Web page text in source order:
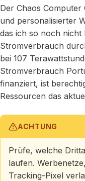
Der Chaos
und personalisierter
das ich so noch nicht
Stromverbrauch
bei 107
Stromverbrauch
finanziert, ist
Ressourcen das
ACHTUNG
Prüfe, welche
laufen.
Tracking-Pixel